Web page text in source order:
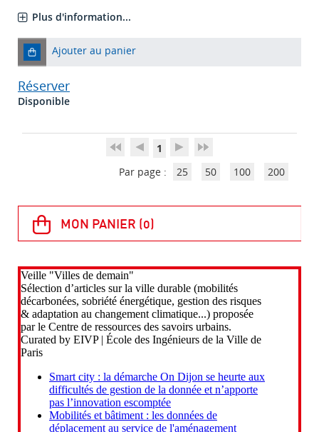
Plus d'information...
Ajouter au panier
Réserver
Disponible
1
Par page :
25 50 100 200